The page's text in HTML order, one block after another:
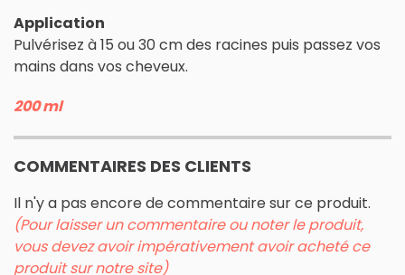
Application
Pulvérisez à 15 ou 30 cm des racines puis passez vos
mains dans vos cheveux.
200 ml
COMMENTAIRES DES CLIENTS
Il n'y a pas encore de commentaire sur ce produit.
(Pour laisser un commentaire ou noter le produit,
vous devez avoir impérativement avoir acheté ce
produit sur notre site)